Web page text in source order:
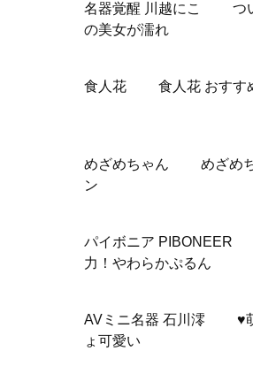
名器覚醒 川越にこ つい
の美女が濡れ
食人花 食人花 おすす
めざめちゃん めざめち
ン
パイボニア
力！やわらかぷるん
AVミニ名器 石川澪 ♥萌
ょ可愛い